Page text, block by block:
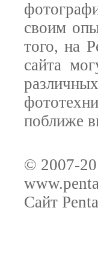
своим
того, на
сайта
поближе
© 2007-
Сайт